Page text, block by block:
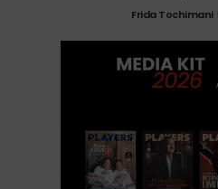
Frida Tochimani